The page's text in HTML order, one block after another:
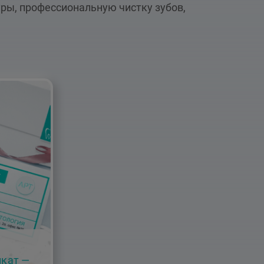
профессиональную чистку зубов,
—